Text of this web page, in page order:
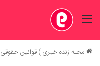
منو
مجله زنده خبری)قوانین حقوقی